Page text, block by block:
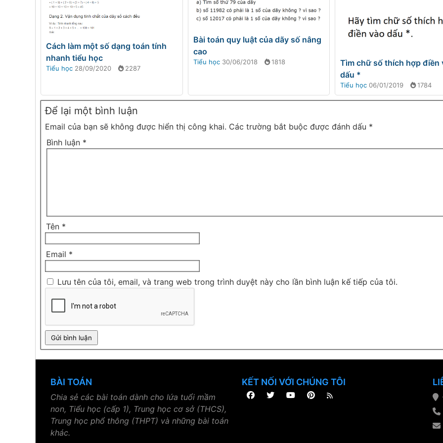
Cách làm một số dạng toán tính
nhanh tiểu học
Tiểu học 28/09/2020 2287
Bài toán quy luật của dãy số nâng
cao
Tiểu học 30/06/2018 1818
Tìm chữ số thích hợp điền
dấu *
Tiểu học 06/01/2019 1784
Để lại một bình luận
Email của bạn sẽ không được hiển thị công khai. Các trường bắt buộc được đánh dấu *
Bình luận *
Tên *
Email *
Lưu tên của tôi, email, và trang web trong trình duyệt này cho lần bình luận kế tiếp của tôi.
BÀI TOÁN
Chia sẻ các bài toán dành cho lứa tuổi mầm
non, Tiểu học (cấp 1), Trung học cơ sở (THCS),
Trung học phổ thông (THPT) và những bài toán
khác.
KẾT NỐI VỚI CHÚNG TÔI